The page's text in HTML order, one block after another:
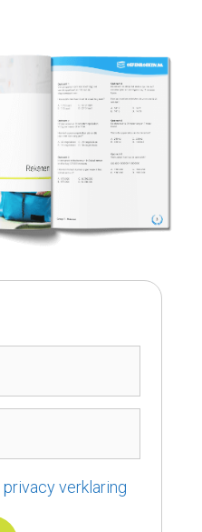
privacy verklaring